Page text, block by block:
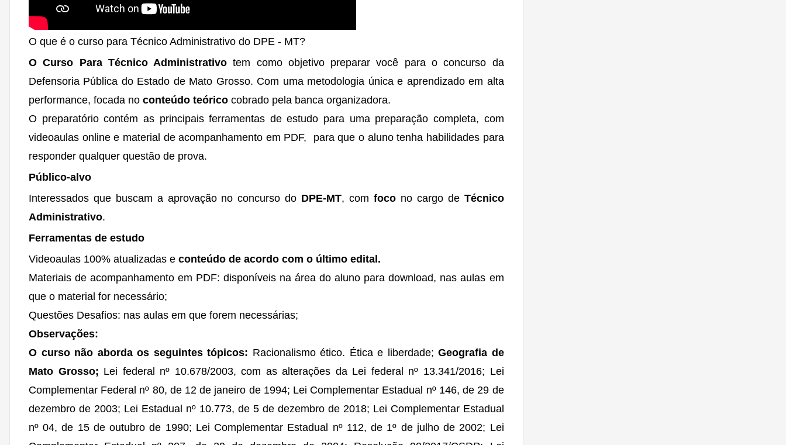
O que é o curso para Técnico Administrativo do DPE - MT?
O Curso Para Técnico Administrativo tem como objetivo preparar você para o concurso da
Defensoria Pública do Estado de Mato Grosso. Com uma metodologia única e aprendizado em alta
performance, focada no conteúdo teórico cobrado pela banca organizadora.
O preparatório contém as principais ferramentas de estudo para uma preparação completa, com
videoaulas online e material de acompanhamento em PDF, para que o aluno tenha habilidades para
responder qualquer questão de prova.
Público-alvo
Interessados que buscam a aprovação no concurso do DPE-MT, com focono cargo de Técnico
Administrativo.
Ferramentas de estudo
Videoaulas 100% atualizadas e conteúdo de acordo com o último edital.
Materiais de acompanhamento em PDF: disponíveis na área do aluno para download, nas aulas em
que o material for necessário;
Questões Desafios: nas aulas em que forem necessárias;
Observações:
O curso não aborda os seguintes tópicos: Racionalismo ético. Ética e liberdade;Geografia de
Mato Grosso; Lei federal nº 10.678/2003, com as alterações da Lei federal nº 13.341/2016; Lei
Complementar Federal nº 80, de 12 de janeiro de 1994; Lei Complementar Estadual nº 146, de 29 de
dezembro de 2003; Lei Estadual nº 10.773, de 5 de dezembro de 2018; Lei Complementar Estadual
nº 04, de 15 de outubro de 1990; Lei Complementar Estadual nº 112, de 1º de julho de 2002; Lei